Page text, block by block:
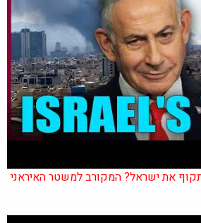
את ישראל? המקורב למשטר האיראני